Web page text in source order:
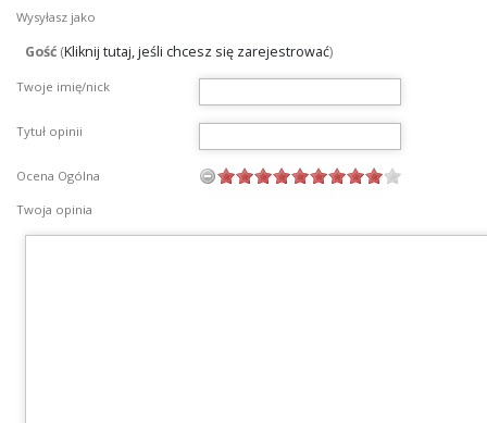
Wysyłasz jako
Gość (Kliknij tutaj, jeśli chcesz się zarejestrować)
Twoje imię/nick
Tytuł opinii
Ocena Ogólna
Twoja opinia